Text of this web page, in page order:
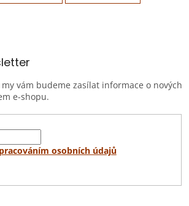
vám budeme zasílat informace o nových
e-shopu.
osobních údajů